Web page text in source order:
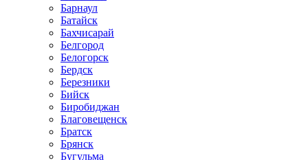
Барнаул
Батайск
Бахчисарай
Белгород
Белогорск
Бердск
Березники
Бийск
Биробиджан
Благовещенск
Братск
Брянск
Бугульма